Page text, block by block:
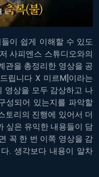
이 쉽게 이해할 수 있도
사피엔스 스튜디오와의
관을 총정리한 영상을 공
립니다 X 미르M]이라는
영상을 모두 감상하고 나
성되어 있는지를 파악할
토리의 진행에 있어서 더
싶은 유익한 내용들이 담
꼭 한 번 이쪽 영상을 감
. 생각보다 내용이 알차